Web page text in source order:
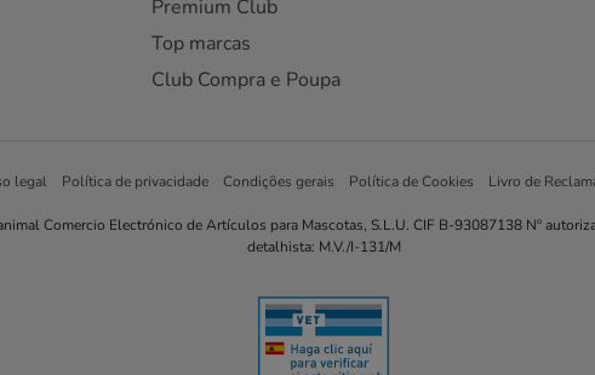
Premium Club
Top marcas
Club Compra e Poupa
legal Política de privacidade Condições gerais Política de Cookies Livro de
Comercio Electrónico de Artículos para Mascotas, S.L.U. CIF B-93087138 Nº
detalhista: M.V./I-131/M